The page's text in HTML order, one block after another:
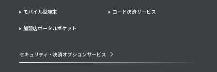
セキュリティ・決済オプションサービス
モバイル型端末 コード決済サービス
加盟店ポータルポケット